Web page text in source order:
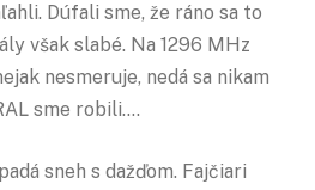
Dúfali sme, že ráno sa to
však slabé. Na 1296 MHz
nesmeruje, nedá sa nikam
sme robili….
sneh s dažďom. Fajčiari